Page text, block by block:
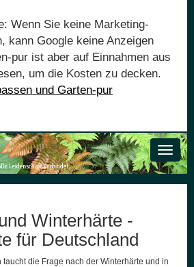
Wenn Sie keine Marketing-
kann Google keine Anzeigen
pur ist aber auf Einnahmen aus
um die Kosten zu decken.
und Garten-pur
Toggle
Winterhärte -
für Deutschland
die Frage nach der Winterhärte und in